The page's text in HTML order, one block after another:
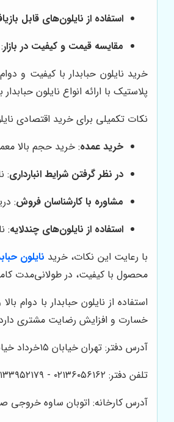
استفاده از نایلون‌های قابل
مقایسه قیمت و کیفیت در بازار
خرید نایلون حبابدار با کیفیت و
پلاستیک با ارائه انواع نایلون
نکات تکمیلی برای خرید اقتصادی
خرید عمده: خرید حجم بالا
در نظر گرفتن شرایط انبارداری:
مشاوره با کارشناسان فروش:
استفاده از نایلون‌های چندلایه:
با رعایت این نکات، خرید نایلون
محصول با کیفیت، در طولانی‌مدت
استفاده از نایلون حبابدار با
خسارت و افزایش رضایت مشتری
آدرس دفتر: تهران خیابان ۱۵خرداد خیابان پامنار پلاک ۱۵۷مجتمع نگین پامنار واحد ۲۸
تلفن دفتر: ۰۲۱۳۶۰۵۶۱۶۲ - ۰۲۱۳۳۹۵۲۱۷۹ - همراه ۰۹۱۲۲۴۷۱۹۱۲ ۰۹۲۱۲۵۳۹۹۴۹ فرهادی
آدرس کارخانه: اتوبان ساوه خروجی